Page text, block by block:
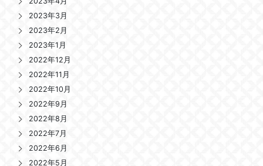
2023年3月
2023年2月
2023年1月
2022年12月
2022年11月
2022年10月
2022年9月
2022年8月
2022年7月
2022年6月
2022年5月